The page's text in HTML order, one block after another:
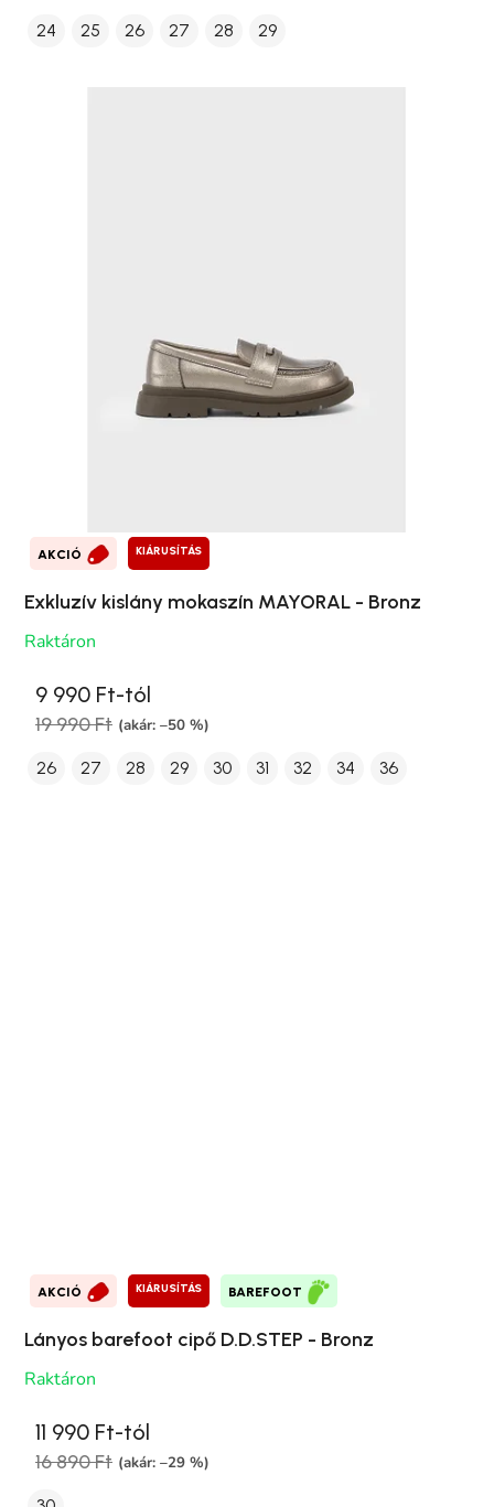
24 25 26 27 28 29
AKCIÓ KIÁRUSÍTÁS
Exkluzív kislány mokaszín MAYORAL - Bronz
Raktáron
9 990 Ft-tól
19 990 Ft (akár: –50 %)
26 27 28 29 30 31 32 34 36
AKCIÓ KIÁRUSÍTÁS BAREFOOT
Lányos barefoot cipő D.D.STEP - Bronz
Raktáron
11 990 Ft-tól
16 890 Ft (akár: –29 %)